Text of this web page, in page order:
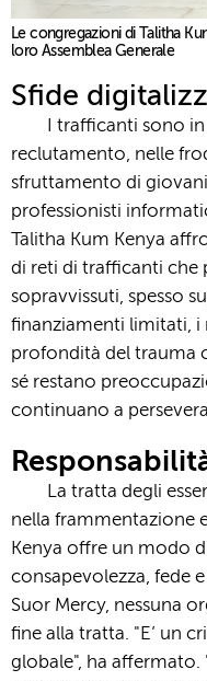
Le congregazioni di Talitha
loro Assemblea Generale
Sfide
I trafficanti sono
reclutamento, nelle
sfruttamento di
professionisti
Talitha Kum Kenya
di reti di trafficanti che
sopravvissuti, spesso
finanziamenti limitati, i
profondità del trauma
sé restano
continuano a
La tratta degli
nella frammentazione
Kenya offre un modo
consapevolezza, fede
Suor Mercy, nessuna
fine alla tratta. "E’ un
globale", ha affermato.